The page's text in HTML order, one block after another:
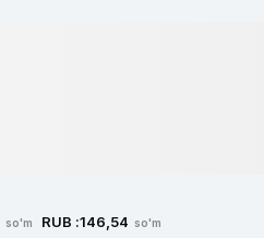
so'm RUB :146,54 so'm